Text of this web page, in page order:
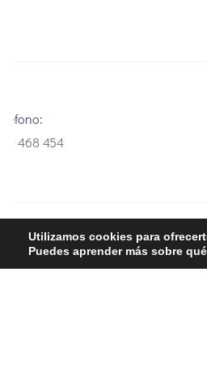
Teléfono:
948 468 454
Aviso LegalPolítica de privacidad
Política de Cookies
Utilizamos cookies para
Puedes aprender más sobre